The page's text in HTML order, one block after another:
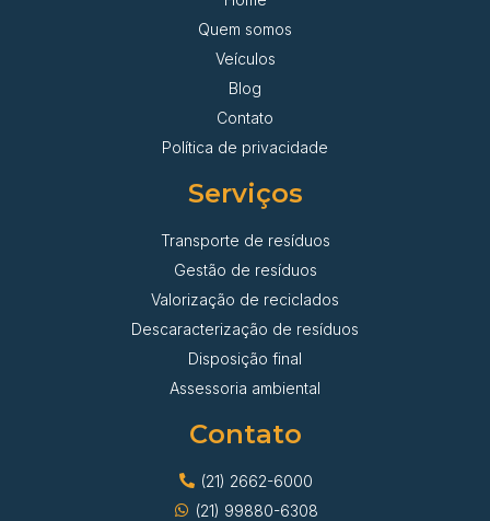
Quem somos
Veículos
Blog
Contato
Política de privacidade
Serviços
Transporte de resíduos
Gestão de resíduos
Valorização de reciclados
Descaracterização de resíduos
Disposição final
Assessoria ambiental
Contato
(21) 2662-6000
(21) 99880-6308